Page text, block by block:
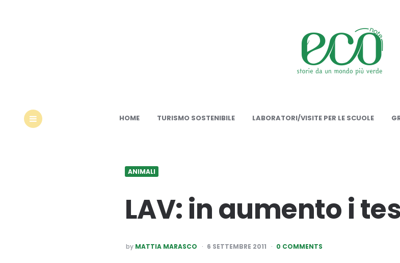
HOME TURISMO SOSTENIBILE LABORATORI/VISITE PER LE SCUOLE
ANIMALI
LAV: in aumento i
POSTED
BY
by MATTIA MARASCO 6 SETTEMBRE 2011 0 COMMENTS